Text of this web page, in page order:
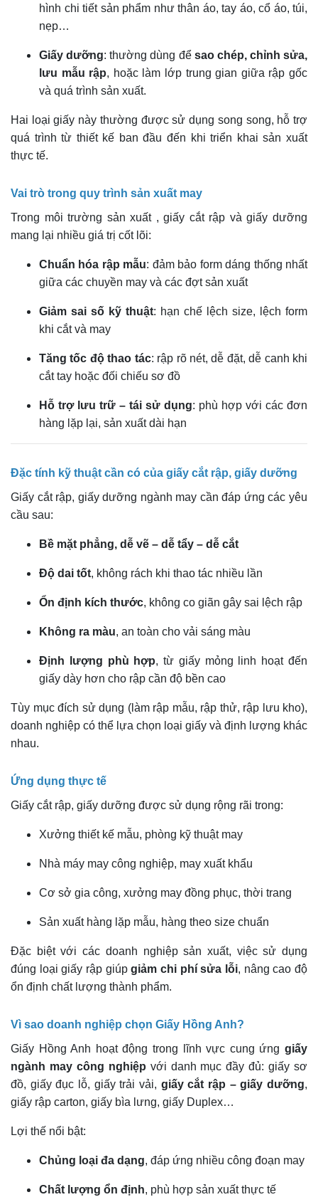
hình chi tiết sản phẩm như thân áo, tay áo, cổ áo, túi,
nẹp…
Giấy dưỡng: thường dùng để sao chép, chỉnh sửa,
lưu mẫu rập, hoặc làm lớp trung gian giữa rập gốc
và quá trình sản xuất.
Hai loại giấy này thường được sử dụng song song, hỗ trợ
quá trình từ thiết kế ban đầu đến khi triển khai sản xuất
thực tế.
Vai trò trong quy trình sản xuất may
Trong môi trường sản xuất , giấy cắt rập và giấy dưỡng
mang lại nhiều giá trị cốt lõi:
Chuẩn hóa rập mẫu: đảm bảo form dáng thống nhất
giữa các chuyền may và các đợt sản xuất
Giảm sai số kỹ thuật: hạn chế lệch size, lệch form
khi cắt và may
Tăng tốc độ thao tác: rập rõ nét, dễ đặt, dễ canh khi
cắt tay hoặc đối chiếu sơ đồ
Hỗ trợ lưu trữ – tái sử dụng: phù hợp với các đơn
hàng lặp lại, sản xuất dài hạn
Đặc tính kỹ thuật cần có của giấy cắt rập, giấy dưỡng
Giấy cắt rập, giấy dưỡng ngành may cần đáp ứng các yêu
cầu sau:
Bề mặt phẳng, dễ vẽ – dễ tẩy – dễ cắt
Độ dai tốt, không rách khi thao tác nhiều lần
Ổn định kích thước, không co giãn gây sai lệch rập
Không ra màu, an toàn cho vải sáng màu
Định lượng phù hợp, từ giấy mỏng linh hoạt đến
giấy dày hơn cho rập cần độ bền cao
Tùy mục đích sử dụng (làm rập mẫu, rập thử, rập lưu kho),
doanh nghiệp có thể lựa chọn loại giấy và định lượng khác
nhau.
Ứng dụng thực tế
Giấy cắt rập, giấy dưỡng được sử dụng rộng rãi trong:
Xưởng thiết kế mẫu, phòng kỹ thuật may
Nhà máy may công nghiệp, may xuất khẩu
Cơ sở gia công, xưởng may đồng phục, thời trang
Sản xuất hàng lặp mẫu, hàng theo size chuẩn
Đặc biệt với các doanh nghiệp sản xuất, việc sử dụng
đúng loại giấy rập giúpgiảm chi phí sửa lỗi, nâng cao độ
ổn định chất lượng thành phẩm.
Vì sao doanh nghiệp chọn Giấy Hồng Anh?
Giấy Hồng Anh hoạt động trong lĩnh vực cung ứng giấy
ngành may công nghiệp với danh mục đầy đủ: giấy sơ
đồ, giấy đục lỗ, giấy trải vải, giấy cắt rập – giấy dưỡng,
giấy rập carton, giấy bìa lưng, giấy Duplex…
Lợi thế nổi bật:
Chủng loại đa dạng, đáp ứng nhiều công đoạn may
Chất lượng ổn định, phù hợp sản xuất thực tế